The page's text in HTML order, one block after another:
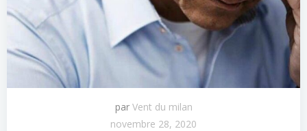
par Vent du milan
novembre 28, 2020